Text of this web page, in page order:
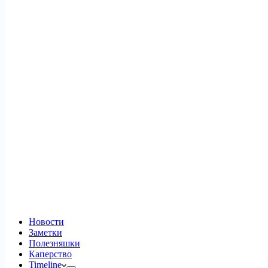
Новости
Заметки
Полезняшки
Каперство
Timeline